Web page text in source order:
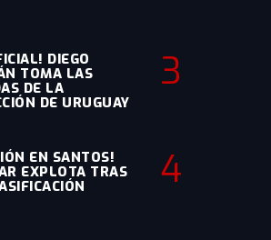
DIEGO
TOMA LAS
DE LA
DE URUGUAY
3
EN SANTOS!
EXPLOTA TRAS
4